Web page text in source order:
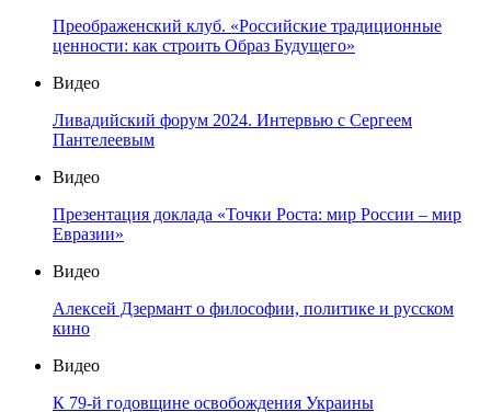
Видео
Лукашенко одним из первых понял, что если проиграет
все
новом мире»
ценности: как строить Образ Будущего»